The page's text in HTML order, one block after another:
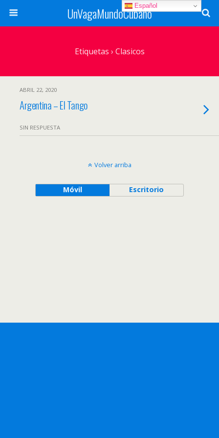
UnVagaMundoCubano
Etiquetas › Clasicos
ABRIL 22, 2020
Argentina – El Tango
SIN RESPUESTA
Volver arriba
Móvil Escritorio
Español